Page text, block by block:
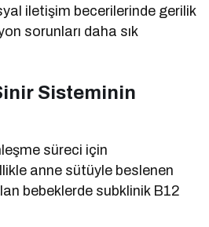
iletişim becerilerinde gerilik
sorunları daha sık
Sisteminin
süreci için
anne sütüyle beslenen
bebeklerde subklinik B12